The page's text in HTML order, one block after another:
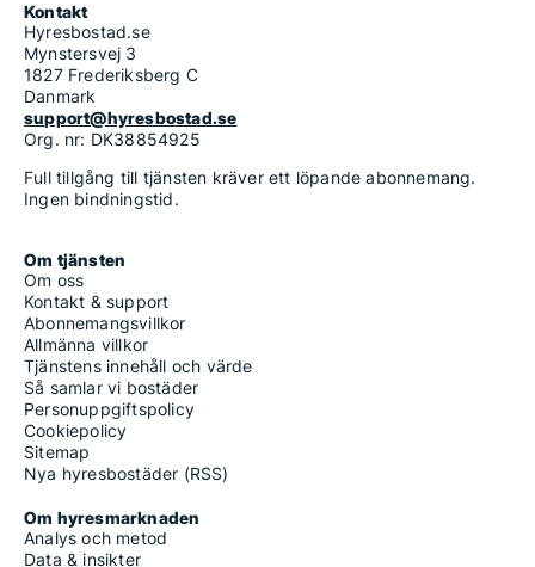
Kontakt
Hyresbostad.se
Mynstersvej 3
1827 Frederiksberg C
Danmark
support@hyresbostad.se
Org. nr: DK38854925
Full tillgång till tjänsten kräver ett löpande abonnemang.
Ingen bindningstid.
Om tjänsten
Om oss
Kontakt & support
Abonnemangsvillkor
Allmänna villkor
Tjänstens innehåll och värde
Så samlar vi bostäder
Personuppgiftspolicy
Cookiepolicy
Sitemap
Nya hyresbostäder (RSS)
Om hyresmarknaden
Analys och metod
Data & insikter